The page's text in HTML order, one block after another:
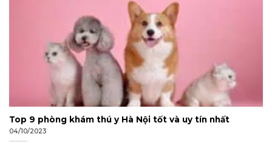
Top 9 phòng khám thú y Hà Nội tốt và uy tín nhất
04/10/2023